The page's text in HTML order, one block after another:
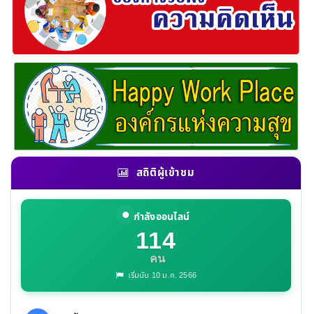
สถิติผู้เข้าชม
กำลังออนไลน์
114
คน
เริ่มนับ 10 ม.ค. 2566